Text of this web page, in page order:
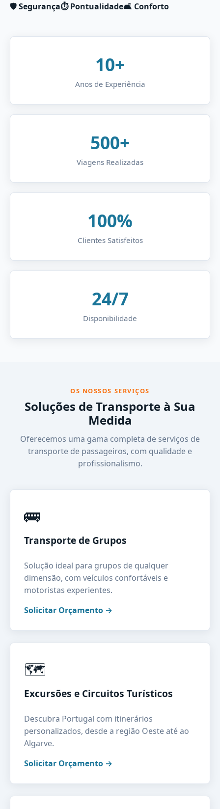
🛡️ Segurança⏱️ Pontualidade🛋️ Conforto
10+
Anos de Experiência
500+
Viagens Realizadas
100%
Clientes Satisfeitos
24/7
Disponibilidade
OS NOSSOS SERVIÇOS
Soluções de Transporte à Sua
Medida
Oferecemos uma gama completa de serviços de
transporte de passageiros, com qualidade e
profissionalismo.
🚌
Transporte de Grupos
Solução ideal para grupos de qualquer
dimensão, com veículos confortáveis e
motoristas experientes.
Solicitar Orçamento →
🗺️
Excursões e Circuitos Turísticos
Descubra Portugal com itinerários
personalizados, desde a região Oeste até ao
Algarve.
Solicitar Orçamento →